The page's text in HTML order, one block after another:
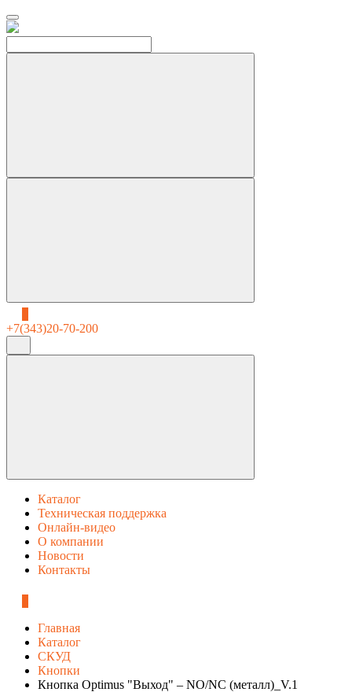
+7(343)20-70-200
Каталог
Техническая поддержка
Онлайн-видео
О компании
Новости
Контакты
Главная
Каталог
СКУД
Кнопки
Кнопка Optimus "Выход" – NO/NC (металл)_V.1